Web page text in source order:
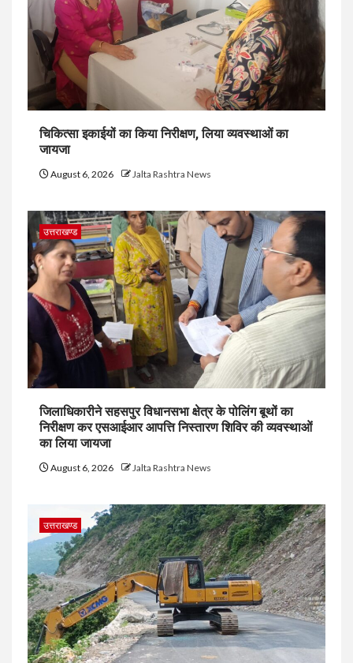
चिकित्सा इकाईयों का किया निरीक्षण, लिया व्यवस्थाओं का
जायजा
August 6, 2026 Jalta Rashtra News
उत्तराखण्ड
जिलाधिकारीने सहसपुर विधानसभा क्षेत्र के पोलिंग बूथों का
निरीक्षण कर एसआईआर आपत्ति निस्तारण शिविर की व्यवस्थाओं
का लिया जायजा
August 6, 2026 Jalta Rashtra News
उत्तराखण्ड